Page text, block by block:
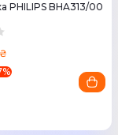
PHILIPS BHA313/00
%